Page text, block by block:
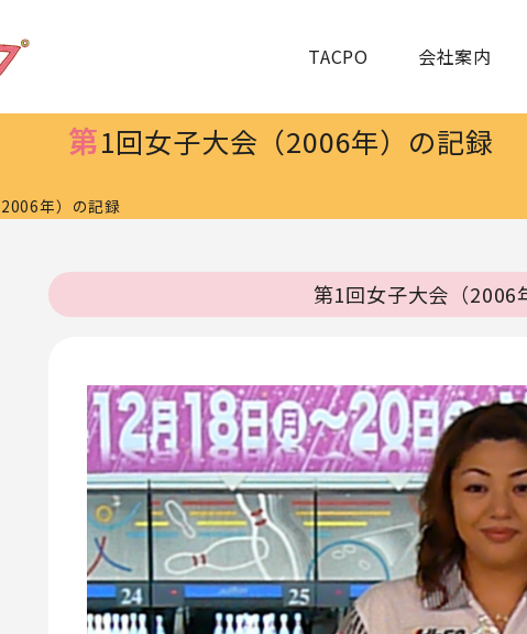
TACPO 会社案内
第1回女子大会（2006年）の記録
年）の記録
第1回女子大会（2006